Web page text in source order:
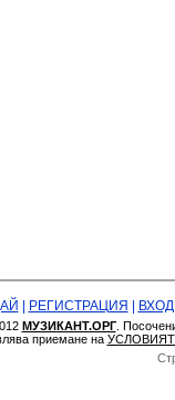
РЕГИСТРАЦИЯ ВХОД
МУЗИКАНТ.ОРГ.
приемане на